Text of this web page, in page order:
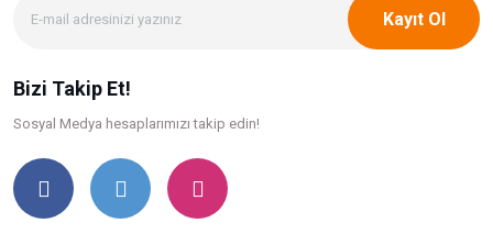
Kayıt Ol
Bizi Takip Et!
Sosyal Medya hesaplarımızı takip edin!